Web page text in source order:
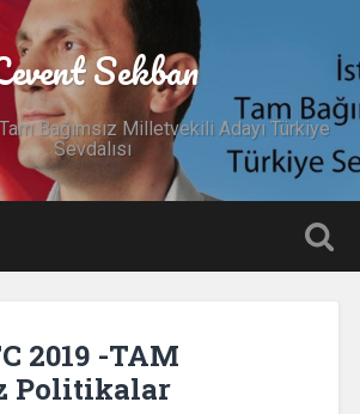
Sekban
Bağımsız Milletvekili Adayı Türkiye
Sevdalısı
2019 -TAM
Politikalar